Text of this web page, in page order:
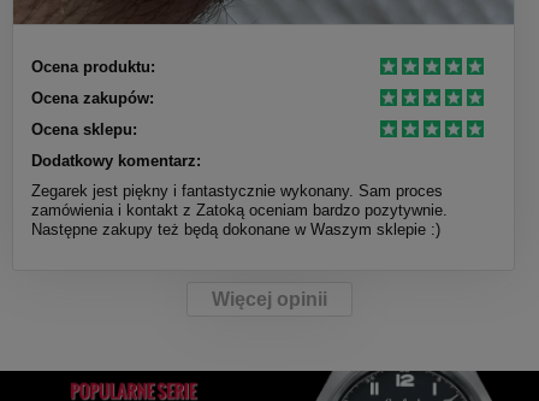
Ocena produktu:
Ocena zakupów:
Ocena sklepu:
Dodatkowy komentarz:
Zegarek jest piękny i fantastycznie wykonany. Sam proces
zamówienia i kontakt z Zatoką oceniam bardzo pozytywnie.
Następne zakupy też będą dokonane w Waszym sklepie :)
Więcej opinii